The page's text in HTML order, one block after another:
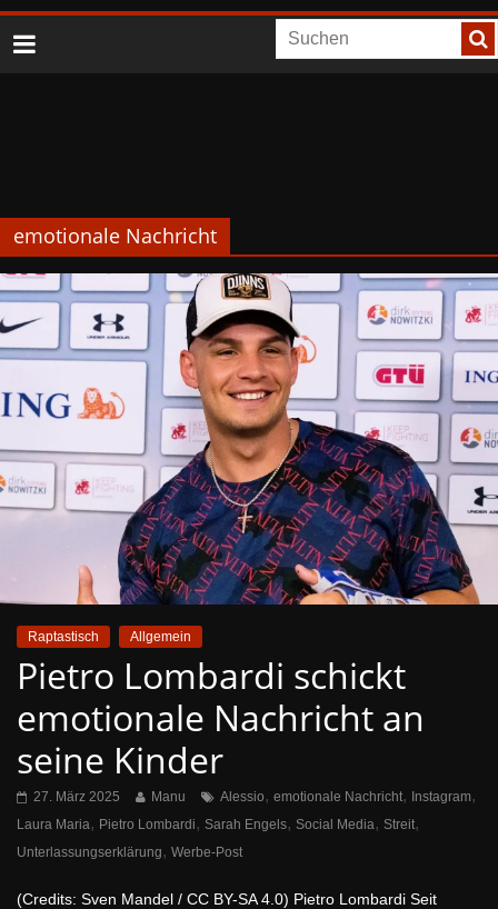
emotionale Nachricht
Raptastisch Allgemein
Pietro Lombardi schickt
emotionale Nachricht an
seine Kinder
27. März 2025 Manu Alessio, emotionale Nachricht, Instagram,
Laura Maria, Pietro Lombardi, Sarah Engels, Social Media, Streit,
Unterlassungserklärung, Werbe-Post
(Credits: Sven Mandel / CC BY-SA 4.0) Pietro Lombardi Seit